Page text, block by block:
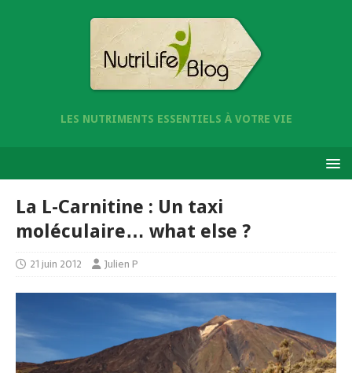
LES NUTRIMENTS ESSENTIELS À VOTRE VIE
La L-Carnitine : Un taxi
moléculaire… what else ?
21 juin 2012 Julien P